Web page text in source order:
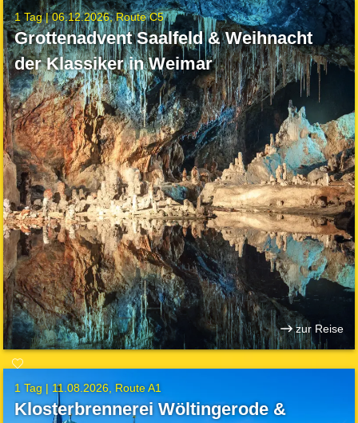
1 Tag |06.12.2026 Route C5
Grottenadvent Saalfeld & Weihnacht
der Klassiker in Weimar
zur Reise
1 Tag | 11.08.2026 Route A1
Klosterbrennerei Wöltingerode &